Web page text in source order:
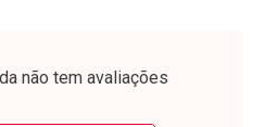
Laboratório
Por Menos
não tem avaliações